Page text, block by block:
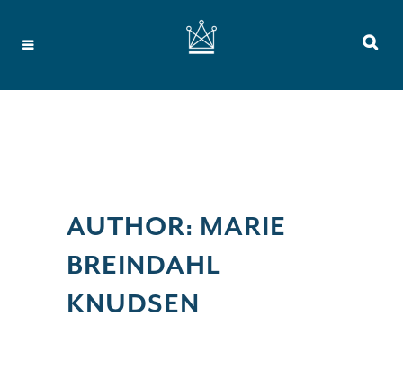
AUTHOR: MARIE
BREINDAHL
KNUDSEN